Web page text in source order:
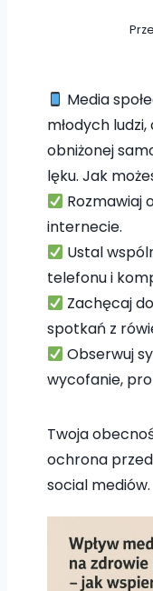
Media
młodych
obniżonej
lęku. Jak
Rozmawiaj
internecie.
Ustal
telefonu i
Zachęcaj
spotkań z
Obserwuj
wycofanie,
Twoja
ochrona
social mediów.